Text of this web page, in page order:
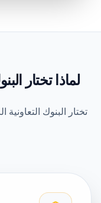
لماذا تختار
تختار البنوك التعاونية